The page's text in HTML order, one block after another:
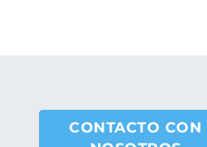
CONTACTO CON